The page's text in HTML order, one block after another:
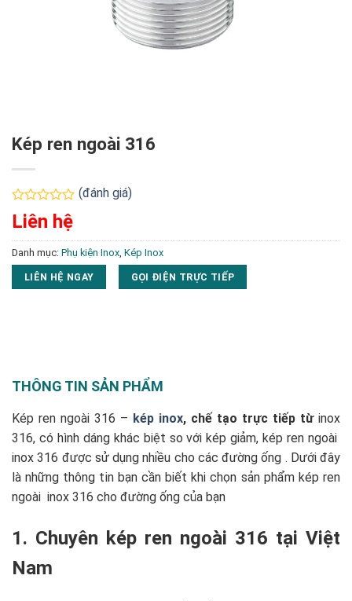
Kép ren ngoài 316
Được
xếp
hạng
0
5
sao
(đánh giá)
Liên hệ
Danh mục: Phụ kiện Inox, Kép Inox
LIÊN HỆ NGAY GỌI ĐIỆN TRỰC TIẾP
THÔNG TIN SẢN PHẨM
Kép ren ngoài 316 – kép inox, chế tạo trực tiếp từinox
316, có hình dáng khác biệt so với kép giảm, kép ren ngoài
inox 316 được sử dụng nhiều cho các đường ống . Dưới đây
là những thông tin bạn cần biết khi chọn sản phẩm kép ren
ngoài inox 316 cho đường ống của bạn
1. Chuyên kép ren ngoài 316 tại Việt
Nam